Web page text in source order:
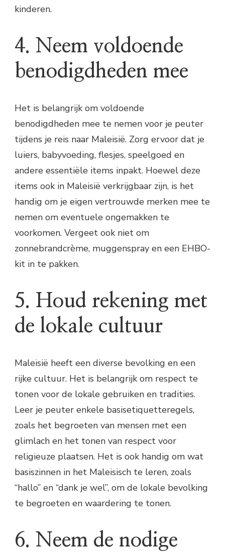
kinderen.
4. Neem voldoende
benodigdheden mee
Het is belangrijk om voldoende
benodigdheden mee te nemen voor je peuter
tijdens je reis naar Maleisië. Zorg ervoor dat je
luiers, babyvoeding, flesjes, speelgoed en
andere essentiële items inpakt. Hoewel deze
items ook in Maleisië verkrijgbaar zijn, is het
handig om je eigen vertrouwde merken mee te
nemen om eventuele ongemakken te
voorkomen. Vergeet ook niet om
zonnebrandcrème, muggenspray en een EHBO-
kit in te pakken.
5. Houd rekening met
de lokale cultuur
Maleisië heeft een diverse bevolking en een
rijke cultuur. Het is belangrijk om respect te
tonen voor de lokale gebruiken en tradities.
Leer je peuter enkele basisetiquetteregels,
zoals het begroeten van mensen met een
glimlach en het tonen van respect voor
religieuze plaatsen. Het is ook handig om wat
basiszinnen in het Maleisisch te leren, zoals
“hallo” en “dank je wel”, om de lokale bevolking
te begroeten en waardering te tonen.
6. Neem de nodige